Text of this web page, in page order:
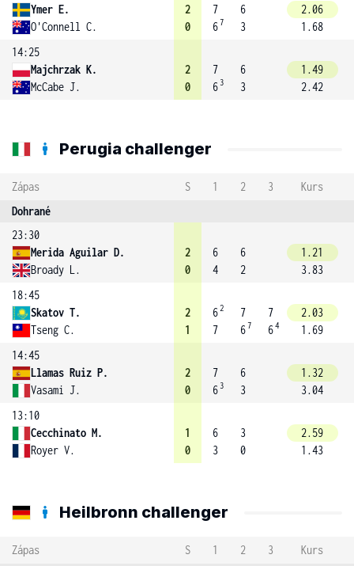
Ymer E.
O'Connell C.
2
0
7
67
6
3
2.06
1.68
14:25
Majchrzak K.
McCabe J.
2
0
7
6 3
6
3
1.49
2.42
Perugia challenger
Zápas S 1 2 3
Kurs
Dohrané
23:30
Merida Aguilar D.
Broady L.
2
0
6
4
6
2
1.21
3.83
18:45
Skatov T.
Tseng C.
2
1
62
7
7
67
7
64
2.03
1.69
14:45
Llamas Ruiz P.
Vasami J.
2
0
7
6 3
6
3
1.32
3.04
13:10
Cecchinato M.
Royer V.
1
0
6
3
3
0
2.59
1.43
Heilbronn challenger
Zápas S 1 2 3
Kurs